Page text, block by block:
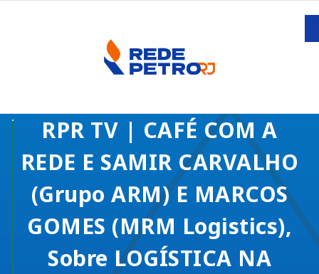
RPR TV | CAFÉ COM A
REDE E SAMIR CARVALHO
(Grupo ARM) E MARCOS
GOMES (MRM Logistics),
Sobre LOGÍSTICA NA